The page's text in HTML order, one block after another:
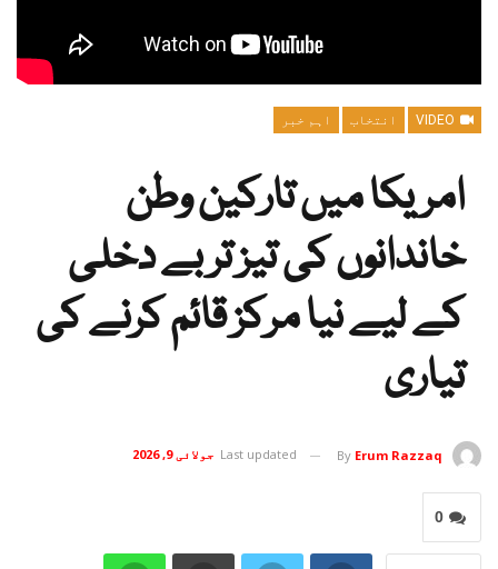
انتخاب اہم خبر
امریکا میں تارکین وطن
خاندانوں کی تیز تر بے دخلی
کے لیے نیا مرکز قائم کرنے کی
تیاری
By Erum Razzaq
Last updated جولائی 9, 2026
0